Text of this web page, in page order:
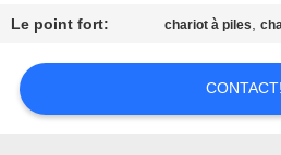
NOUVELLES
DEMANDEZ
Le point fort: chariot à piles,
CONTACT!